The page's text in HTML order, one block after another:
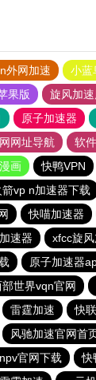
外网加速
小蓝
果版
旋风加
原子加速器
网址导航 软
画 快鸭VPN
箭vp n加速器下载
快喵加速器
速器
xfcc旋
原子加速器
部世界vqn官网
雷霆加速
快
风驰加速官网首
官网下载
快